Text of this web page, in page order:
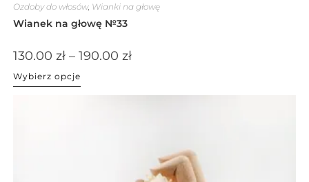
Ozdoby do włosów, Wianki na głowę
Wianek na głowę №33
130.00 zł – 190.00 zł
Wybierz opcje